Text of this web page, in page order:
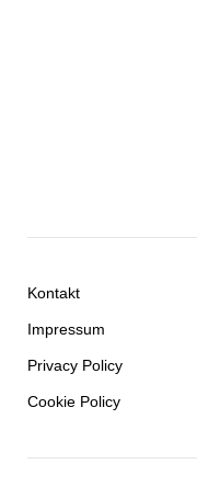
Kontakt
Impressum
Privacy Policy
Cookie Policy